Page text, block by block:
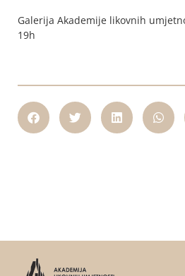
Galerija Akademije likovnih
19h